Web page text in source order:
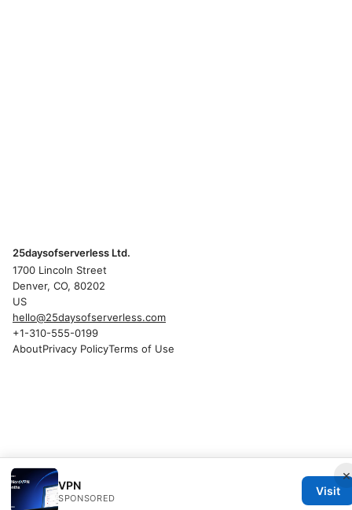
×
VPN
SPONSORED
Visit
25daysofserverless Ltd.
1700 Lincoln Street
Denver, CO, 80202
US
hello@25daysofserverless.com
+1-310-555-0199
AboutPrivacy PolicyTerms of Use